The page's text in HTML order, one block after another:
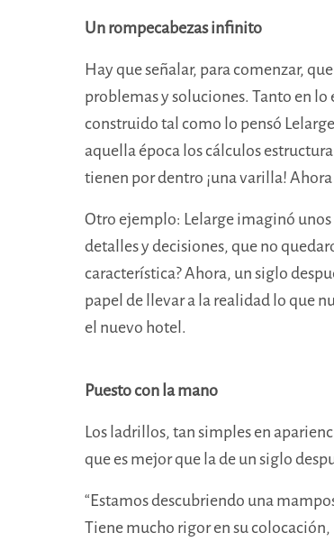
Un rompecabezas infinito
Hay que señalar, para comenzar,
problemas y soluciones. Tanto en
construido tal como lo pensó
aquella época los cálculos
tienen por dentro ¡una varilla!
Otro ejemplo: Lelarge imaginó
detalles y decisiones, que no
característica? Ahora, un siglo
papel de llevar a la realidad lo que
el nuevo hotel.
Puesto con la mano
Los ladrillos, tan simples en
que es mejor que la de un siglo
“Estamos descubriendo una
Tiene mucho rigor en su